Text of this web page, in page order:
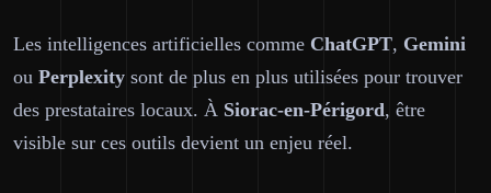
Les intelligences artificielles comme ChatGPT, Gemini
ou Perplexity sont de plus en plus utilisées pour trouver
des prestataires locaux. À Siorac-en-Périgord, être
visible sur ces outils devient un enjeu réel.